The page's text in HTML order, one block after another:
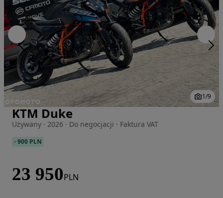
Zdjęcie 1 z 9
1/9
KTM Duke
Używany · 2026 · Do negocjacji · Faktura VAT
-900 PLN
23 950PLN